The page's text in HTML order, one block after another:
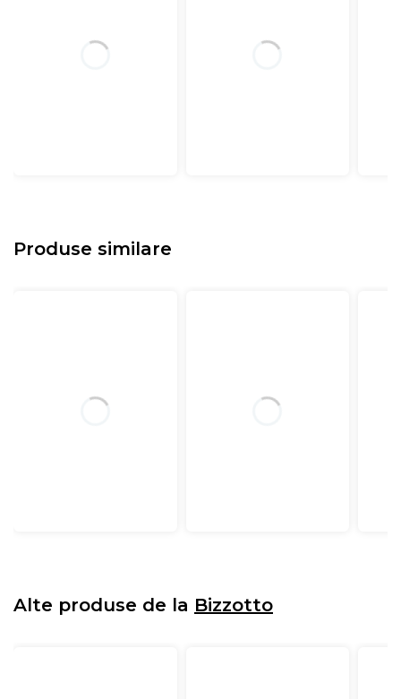
Produse similare
Alte produse de la Bizzotto